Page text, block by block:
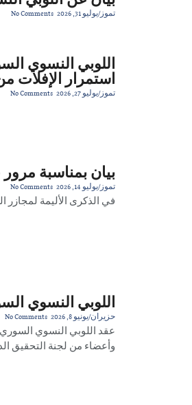
تموز/يوليو 31, 2026 No Comments
اللوبي النسوي
استمرار الإفلات
تموز/يوليو 27, 2026 No Comments
بيان بمناسبة
تموز/يوليو 14, 2026 No Comments
في الذكرى الأليمة لمجازر
اللوبي النسوي
حزيران/يونيو 8, 2026 No Comments
عقد اللوبي النسوي السوري
وأعضاء من لجنة التحقيق